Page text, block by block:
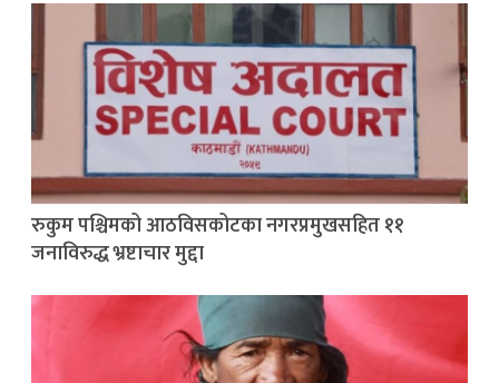
रुकुम पश्चिमको आठविसकोटका नगरप्रमुखसहित ११
जनाविरुद्ध भ्रष्टाचार मुद्दा